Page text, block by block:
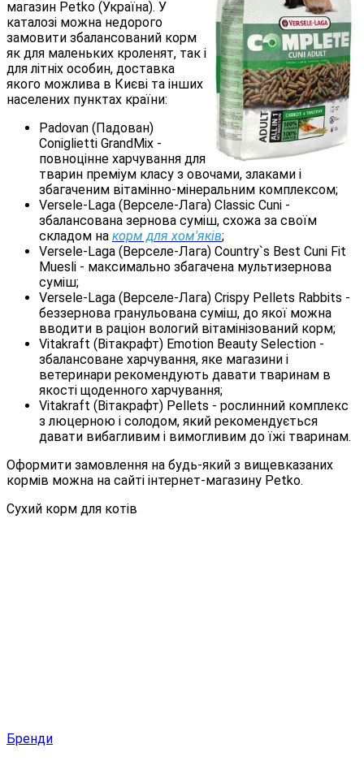
магазин Petko (Україна). У
каталозі можна недорого
замовити збалансований корм
як для маленьких кроленят, так і
для літніх особин, доставка
якого можлива в Києві та інших
населених пунктах країни:
Padovan (Падован)
Сoniglietti GrandMix -
повноцінне харчування для
тварин преміум класу з овочами, злаками і
збагаченим вітамінно-мінеральним комплексом;
Versele-Laga (Верселе-Лага) Classic Cuni -
збалансована зернова суміш, схожа за своїм
складом на корм для хом'яків;
Versele-Laga (Верселе-Лага) Country`s Best Cuni Fit
Muesli - максимально збагачена мультизернова
суміш;
Versele-Laga (Верселе-Лага) Crispy Pellets Rabbits -
беззернова гранульована суміш, до якої можна
вводити в раціон вологий вітамінізований корм;
Vitakraft (Вітакрафт) Emotion Beauty Selection -
збалансоване харчування, яке магазини і
ветеринари рекомендують давати тваринам в
якості щоденного харчування;
Vitakraft (Вітакрафт) Pellets - рослинний комплекс
з люцерною і солодом, який рекомендується
давати вибагливим і вимогливим до їжі тваринам.
Оформити замовлення на будь-який з вищевказаних
кормів можна на сайті інтернет-магазину Petko.
Сухий корм для котів
Бренди